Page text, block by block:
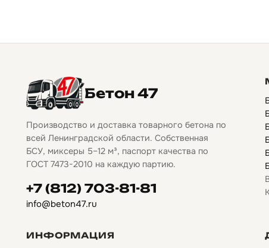
Бетон 47
Производство и доставка товарного бетона по
всей Ленинградской области. Собственная
БСУ, миксеры 5–12 м³, паспорт качества по
ГОСТ 7473-2010 на каждую партию.
+7 (812) 703-81-81
info@beton47.ru
ИНФОРМАЦИЯ